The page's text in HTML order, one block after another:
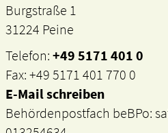
Burgstraße 1
31224 Peine
Telefon:+49 5171 401 0
Fax: +49 5171 401 770 0
E-Mail schreiben
Behördenpostfach beBPo: